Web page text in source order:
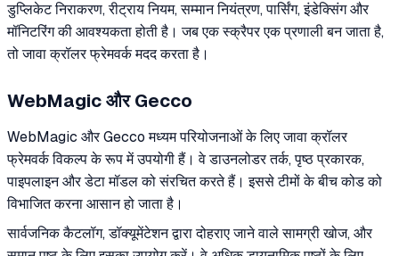
डुप्लिकेट निराकरण, रीट्राय नियम, सम्मान नियंत्रण, पार्सिंग, इंडेक्सिंग और
मॉनिटरिंग की आवश्यकता होती है। जब एक स्क्रैपर एक प्रणाली बन जाता है,
तो जावा क्रॉलर फ्रेमवर्क मदद करता है।
WebMagic और Gecco
WebMagic और Gecco मध्यम परियोजनाओं के लिए जावा क्रॉलर
फ्रेमवर्क विकल्प के रूप में उपयोगी हैं। वे डाउनलोडर तर्क, पृष्ठ प्रकारक,
पाइपलाइन और डेटा मॉडल को संरचित करते हैं। इससे टीमों के बीच कोड को
विभाजित करना आसान हो जाता है।
सार्वजनिक कैटलॉग, डॉक्यूमेंटेशन द्वारा दोहराए जाने वाले सामग्री खोज, और